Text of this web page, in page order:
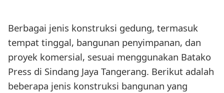
Berbagai jenis konstruksi gedung, termasuk
tempat tinggal, bangunan penyimpanan, dan
proyek komersial, sesuai menggunakan Batako
Press di Sindang Jaya Tangerang. Berikut adalah
beberapa jenis konstruksi bangunan yang